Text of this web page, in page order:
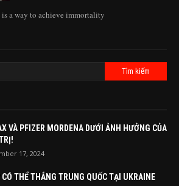
a way to achieve immortality
VÀ PFIZER MORDENA DƯỚI ẢNH HƯỞNG CỦA
17, 2024
THỂ THẮNG TRUNG QUỐC TẠI UKRAINE